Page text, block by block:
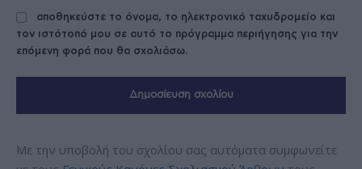
αποθηκεύστε το όνομα, το ηλεκτρονικό ταχυδρομείο και
τον ιστότοπό μου σε αυτό το πρόγραμμα περιήγησης για την
επόμενη φορά που θα σχολιάσω.
Με την υποβολή του σχολίου σας αυτόματα συμφωνείτε